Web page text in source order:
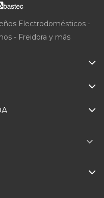
Electrodomésticos -
- Freidora y más
